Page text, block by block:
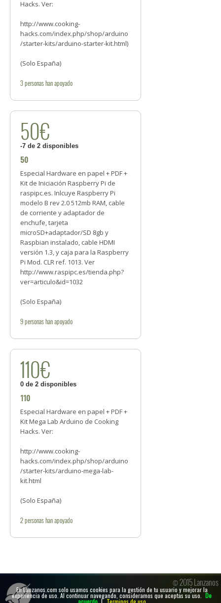
En Lanzanos.com solo usamos cookies para la gestión de tu usuario y mejorar la
experiencia de uso. Al continuar navegando, consideramos que aceptas su uso. De
acuerdo | Terminos de uso
Hacks. Ver:
http://www.cooking-
hacks.com/index.php/shop/arduino
/starter-kits/arduino-starter-kit.html)
(Solo España)
3personashan apoyado
50€
-7 de 2 disponibles
50
Especial Hardware en papel + PDF +
Kit de Iniciación Raspberry Pi de
raspipc.es. Inlcuye Raspberry Pi
modelo B rev 2.0 512mb RAM, cable
de corriente y adaptador de
enchufe, tarjeta
microSD+adaptador/SD 8gb y
Raspbian instalado, cable HDMI
versión 1.3, y caja para la Raspberry
Pi Mod. CLR ref. 1013. Ver
http://www.raspipc.es/tienda.php?
ver=articulo&id=1032
(Solo España)
9personashan apoyado
110€
0 de 2 disponibles
110
Especial Hardware en papel + PDF +
Kit Mega Lab Arduino de Cooking
Hacks. Ver:
http://www.cooking-
hacks.com/index.php/shop/arduino
/starter-kits/arduino-mega-lab-
kit.html
(Solo España)
2personashan apoyado
© 2015 Lanzanos